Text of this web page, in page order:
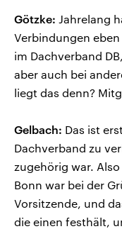
Götzke: Jahrelang
Verbindungen
im Dachverband
aber auch bei
liegt das denn?
Gelbach: Das ist
Dachverband zu
zugehörig war.
Bonn war bei der
Vorsitzende, und
die einen festhält,